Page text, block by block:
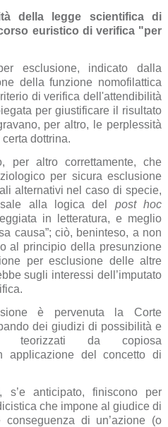
della legge scientifica di
euristico di verifica "per
esclusione, indicato dalla
della funzione nomofilattica
di verifica dell'attendibilità
per giustificare il risultato
per altro, le perplessità
dottrina.
per altro correttamente, che
per sicura esclusione
alternativi nel caso di specie,
alla logica del post hoc
in letteratura, e meglio
causa”; ciò, beninteso, a non
al principio della presunzione
per esclusione delle altre
sugli interessi dell’imputato
è pervenuta la Corte
dei giudizi di possibilità e
teorizzati da copiosa
applicazione del concetto di
s’e anticipato, finiscono per
che impone al giudice di
di un’azione (o